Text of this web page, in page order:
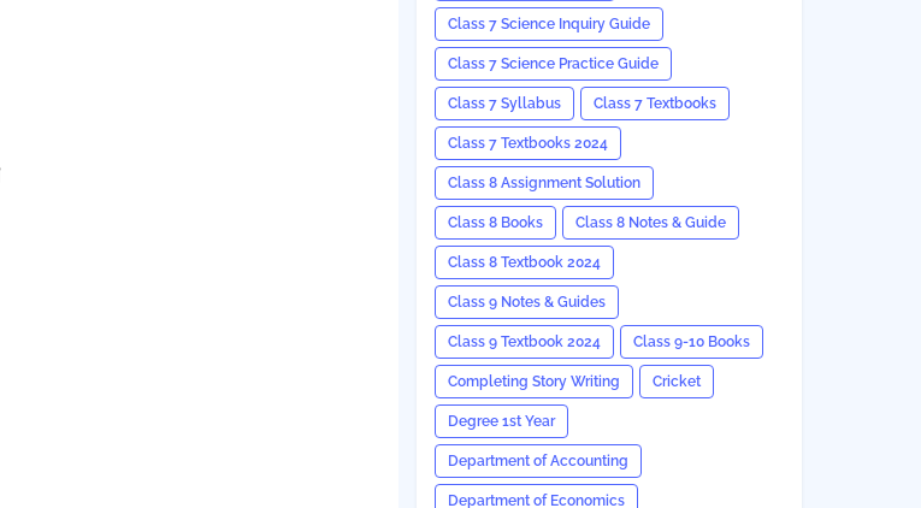
Class 7 Science Inquiry Guide
Class 7 Science Practice Guide
Class 7 Syllabus Class 7 Textbooks
Class 7 Textbooks 2024
Class 8 Assignment Solution
Class 8 Books Class 8 Notes & Guide
Class 8 Textbook 2024
Class 9 Notes & Guides
Class 9 Textbook 2024 Class 9-10 Books
Completing Story Writing Cricket
Degree 1st Year
Department of Accounting
Department of Economics